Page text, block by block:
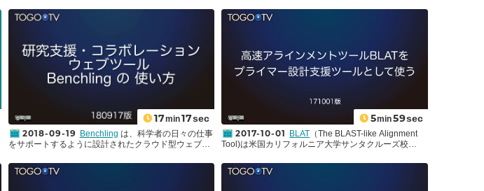
て、Webブラウザ上で予測手法を試すことができま
り、自分の興味のある生物種の塩基配列情報がどれだ
け明らかになっているのかを迅速に調べることができ
Organism (Genome Information by Organism)
使って、登録されているゲノム情報を生物種から検索
する方法を紹介します。続いて、研究でよく使用され
る生物種のゲノム情報について、系統樹から視覚的に
わかりやすく検索できるように整理されていたり、ゲ
の名称はBasic Local Alignment Search Toolの頭文字
に由来しており、配列解析には欠かせない、基本的な
きます。しかしながら、実行速度が遅かったり、大量
のクエリには制限があったり、自分の望むデータベー
スがなかったりする場合があります。また、まだ公開
と呼ばれるBLASTを実行するためのコ
マンドラインツールを提供しています(Local BLASTと
も呼ばれます)。これにより、サイズ、ボリューム、デ
ータベースの制限を受けることなく、自分のコンピュ
ータ上でBLAST検索を実行することができます。今回
ュータでBLAST検索をする 〜導入・準備編 (MacOS
17min17sec
2018-09-19 Benchling は、科学者の日々の仕事
をサポートするように設計されたクラウド型ウェブサ
うだけでなく、遺伝子解析、制限酵素のポジション、
アラインメント、プライマー作成、アノテーション、
5min59sec
2017-10-01 BLAT （The BLAST-like Alignment
Tool)は米国カリフォルニア大学サンタクルーズ校
で、主に質問配列がゲノム配列中のどの部分にヒット
するか（ゲノムランディング(genome landing)といい